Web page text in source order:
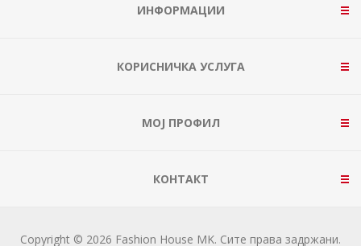
ИНФОРМАЦИИ
КОРИСНИЧКА УСЛУГА
МОЈ ПРОФИЛ
КОНТАКТ
Copyright © 2026 Fashion House MK. Сите права задржани.